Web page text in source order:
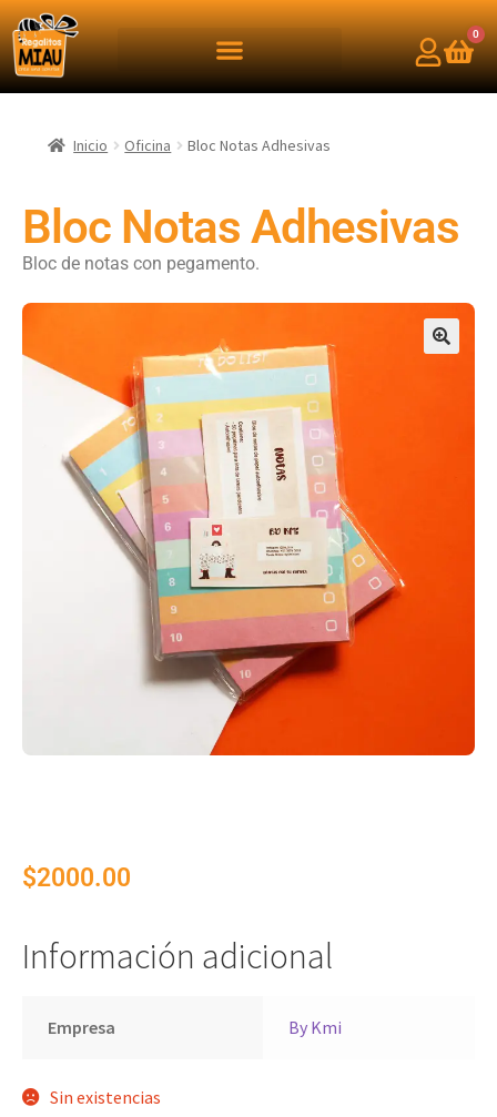
0
Inicio Oficina Bloc Notas Adhesivas
Bloc Notas Adhesivas
Bloc de notas con pegamento.
$2000.00
Información adicional
Empresa By Kmi
Sin existencias